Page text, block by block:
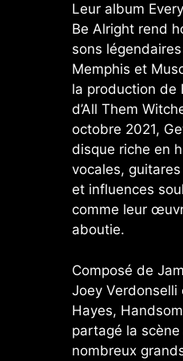
Leur album
Be Alright rend
sons
Memphis et
la production de
d’All Them
octobre 2021,
disque riche en
vocales,
et influences
comme leur
aboutie.
Composé de
Joey Verdonselli
Hayes,
partagé la
nombreux